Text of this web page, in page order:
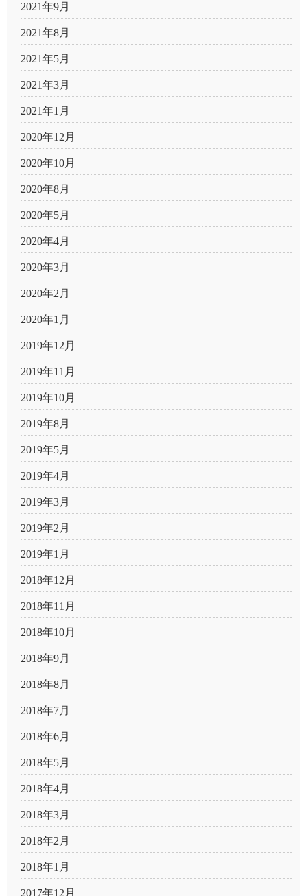
2021年9月
2021年8月
2021年5月
2021年3月
2021年1月
2020年12月
2020年10月
2020年8月
2020年5月
2020年4月
2020年3月
2020年2月
2020年1月
2019年12月
2019年11月
2019年10月
2019年8月
2019年5月
2019年4月
2019年3月
2019年2月
2019年1月
2018年12月
2018年11月
2018年10月
2018年9月
2018年8月
2018年7月
2018年6月
2018年5月
2018年4月
2018年3月
2018年2月
2018年1月
2017年12月